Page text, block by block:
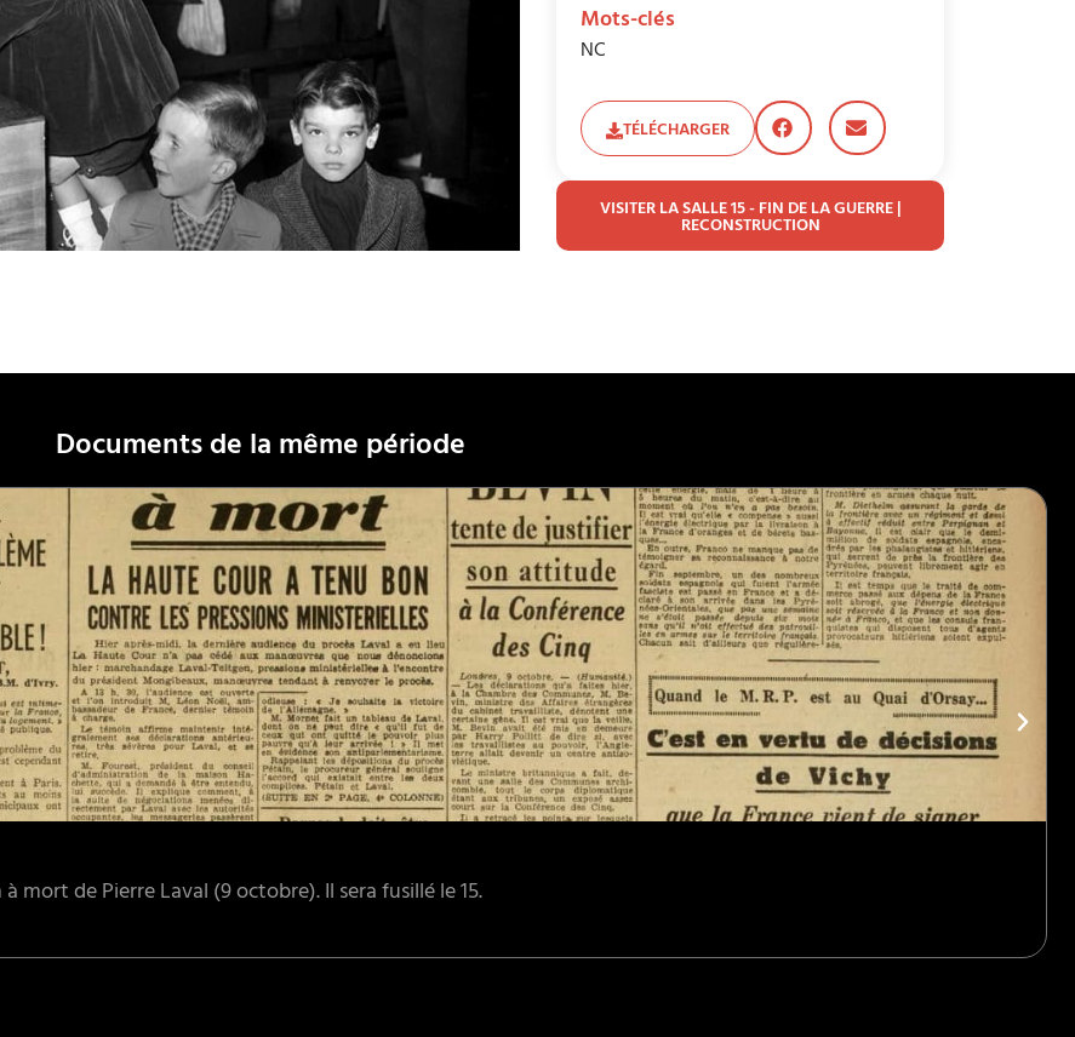
Mots-clés
NC
TÉLÉCHARGER
VISITER LA SALLE 15 - FIN DE LA GUERRE |
RECONSTRUCTION
Documents de la même période
de Pierre Laval (9 octobre). Il sera fusillé le 15.